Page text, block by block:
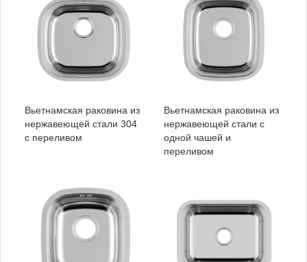
Вьетнамская раковина из
нержавеющей стали 304
с переливом
Вьетнамская раковина из
нержавеющей стали с
одной чашей и
переливом